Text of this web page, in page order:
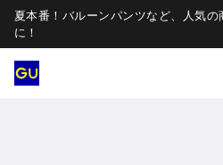
夏本番！バルーンパンツなど、人気の
に！